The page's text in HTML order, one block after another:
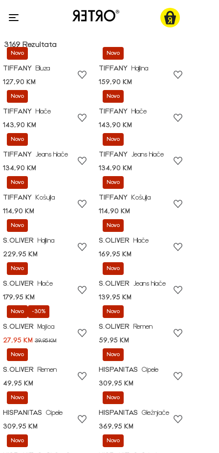
3169 Rezultata
Novo
TIFFANY
Bluza
127,90 KM
Novo
TIFFANY
Haljina
159,90 KM
Novo
TIFFANY
Hlače
143,90 KM
Novo
TIFFANY
Hlače
143,90 KM
Novo
TIFFANY
Jeans hlače
134,90 KM
Novo
TIFFANY
Jeans hlače
134,90 KM
Novo
TIFFANY
Košulja
114,90 KM
Novo
TIFFANY
Košulja
114,90 KM
Novo
S.OLIVER
Haljina
229,95 KM
Novo
S.OLIVER
Hlače
169,95 KM
Novo
S.OLIVER
Hlače
179,95 KM
Novo
S.OLIVER
Jeans hlače
139,95 KM
Novo -30%
S.OLIVER
Majica
27,95 KM 39,95 KM
Novo
S.OLIVER
Remen
59,95 KM
Novo
S.OLIVER
Remen
49,95 KM
Novo
HISPANITAS
Cipele
309,95 KM
Novo
HISPANITAS
Cipele
309,95 KM
Novo
HISPANITAS
Gležnjače
369,95 KM
Novo Novo